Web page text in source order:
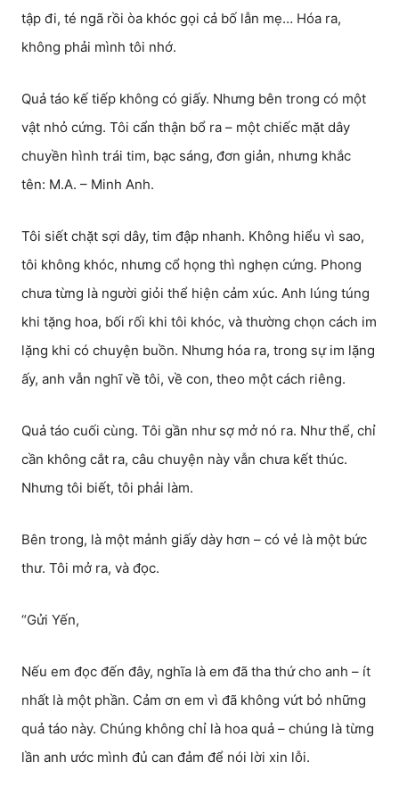
tập đi, té ngã rồi òa khóc gọi cả bố lẫn mẹ… Hóa ra,
không phải mình tôi nhớ.
Quả táo kế tiếp không có giấy. Nhưng bên trong có một
vật nhỏ cứng. Tôi cẩn thận bổ ra – một chiếc mặt dây
chuyền hình trái tim, bạc sáng, đơn giản, nhưng khắc
tên: M.A. – Minh Anh.
Tôi siết chặt sợi dây, tim đập nhanh. Không hiểu vì sao,
tôi không khóc, nhưng cổ họng thì nghẹn cứng. Phong
chưa từng là người giỏi thể hiện cảm xúc. Anh lúng túng
khi tặng hoa, bối rối khi tôi khóc, và thường chọn cách im
lặng khi có chuyện buồn. Nhưng hóa ra, trong sự im lặng
ấy, anh vẫn nghĩ về tôi, về con, theo một cách riêng.
Quả táo cuối cùng. Tôi gần như sợ mở nó ra. Như thể, chỉ
cần không cắt ra, câu chuyện này vẫn chưa kết thúc.
Nhưng tôi biết, tôi phải làm.
Bên trong, là một mảnh giấy dày hơn – có vẻ là một bức
thư. Tôi mở ra, và đọc.
“Gửi Yến,
Nếu em đọc đến đây, nghĩa là em đã tha thứ cho anh – ít
nhất là một phần. Cảm ơn em vì đã không vứt bỏ những
quả táo này. Chúng không chỉ là hoa quả – chúng là từng
lần anh ước mình đủ can đảm để nói lời xin lỗi.